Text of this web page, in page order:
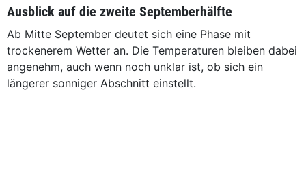
Ausblick auf die zweite Septemberhälfte
Ab Mitte September deutet sich eine Phase mit
trockenerem Wetter an. Die Temperaturen bleiben dabei
angenehm, auch wenn noch unklar ist, ob sich ein
längerer sonniger Abschnitt einstellt.